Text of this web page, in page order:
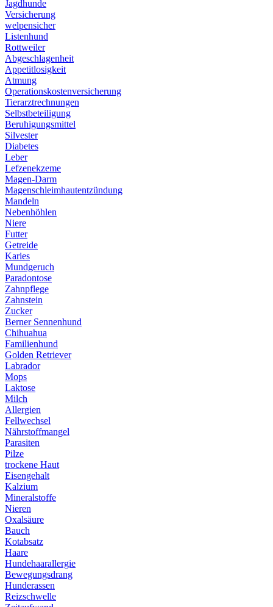
Jagdhunde
Versicherung
welpensicher
Listenhund
Rottweiler
Abgeschlagenheit
Appetitlosigkeit
Atmung
Operationskostenversicherung
Tierarztrechnungen
Selbstbeteiligung
Beruhigungsmittel
Silvester
Diabetes
Leber
Lefzenekzeme
Magen-Darm
Magenschleimhautentzündung
Mandeln
Nebenhöhlen
Niere
Futter
Getreide
Karies
Mundgeruch
Paradontose
Zahnpflege
Zahnstein
Zucker
Berner Sennenhund
Chihuahua
Familienhund
Golden Retriever
Labrador
Mops
Laktose
Milch
Allergien
Fellwechsel
Nährstoffmangel
Parasiten
Pilze
trockene Haut
Eisengehalt
Kalzium
Mineralstoffe
Nieren
Oxalsäure
Bauch
Kotabsatz
Haare
Hundehaarallergie
Bewegungsdrang
Hunderassen
Reizschwelle